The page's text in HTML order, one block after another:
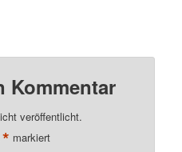
Kommentar
veröffentlicht.
* markiert